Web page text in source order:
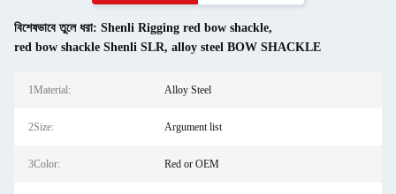
বিশেষভাবে তুলে ধরা: Shenli Rigging red bow shackle,
red bow shackle Shenli SLR, alloy steel BOW SHACKLE
1Material: Alloy Steel
2Size: Argument list
3Color: Red or OEM